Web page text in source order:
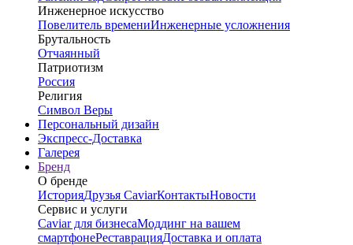
Инженерное искусство
Повелитель времениИнженерные усложнения
Брутальность
Отчаянный
Патриотизм
Россия
Религия
Символ Веры
Персональный дизайн
Экспресс-Доставка
Галерея
Бренд
О бренде
ИсторияДрузья CaviarКонтактыНовости
Сервис и услуги
Caviar для бизнесаМоддинг на вашем
смартфонеРеставрацияДоставка и оплата